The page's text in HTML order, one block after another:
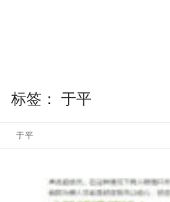
标签： 于平
于平